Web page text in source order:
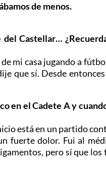
de menos.
Castellar…
mi casa jugando a
que sí. Desde
en el Cadete A y
está en un partido
fuerte dolor. Fui al
pero sí que